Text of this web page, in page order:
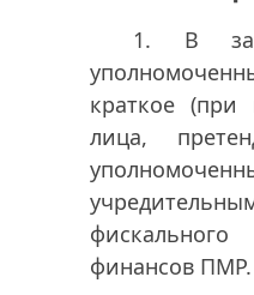
1. В
краткое (при
лица,
финансов ПМР.